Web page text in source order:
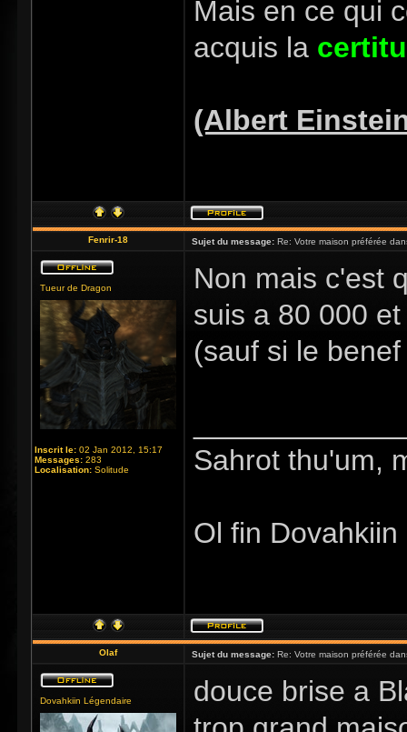
Mais en ce qui
acquis la
(Albert
Fenrir-18 Sujet du message: Re: Votre maison préférée
Tueur de Dragon
Inscrit le: 02 Jan 2012, 15:17
Messages: 283
Localisation: Solitude
Non mais c'est
suis a 80 000
(sauf si le
Sahrot thu'um,
Ol fin
Olaf Sujet du message: Re: Votre maison préférée
Dovahkiin Légendaire
douce brise a